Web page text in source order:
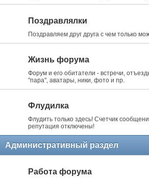
Поздравлялки
Поздравляем друг друга с чем только
Жизнь форума
Форум и его обитатели - встречи,
"пара", аватары, ники, фото и пр.
Флудилка
Флудить только здесь! Счетчик
репутация отключены!
Административный раздел
Работа форума